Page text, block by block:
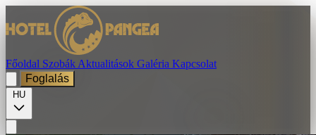
Főoldal Szobák Aktualitások Galéria Kapcsolat
Foglalás
HU